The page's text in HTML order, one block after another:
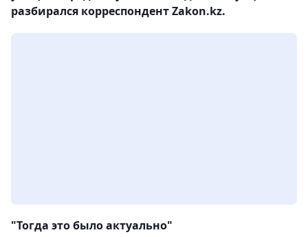
разбирался корреспондент Zakon.kz.
"Тогда это было актуально"